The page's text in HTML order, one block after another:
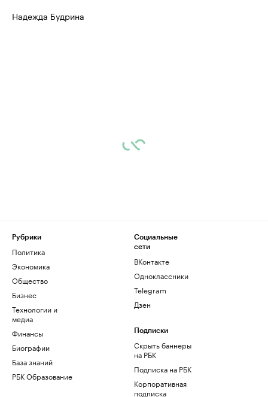
Надежда Будрина
Рубрики
Политика
Экономика
Общество
Бизнес
Технологии и
медиа
Финансы
Биографии
База знаний
РБК Образование
Социальные
сети
ВКонтакте
Одноклассники
Telegram
Дзен
Подписки
Скрыть баннеры
на РБК
Подписка на РБК
Корпоративная
подписка